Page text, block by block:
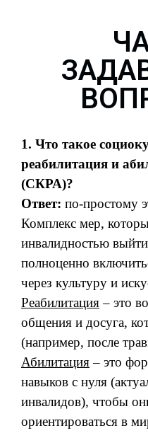
1. Что такое
реабилитация и
(СКРА)?
Ответ: по-простому
Комплекс мер,
инвалидностью
полноценно
через культуру и
Реабилитация– это
общения и досуга,
(например, после
Абилитация– это
навыков с нуля
инвалидов), чтобы
ориентироваться в